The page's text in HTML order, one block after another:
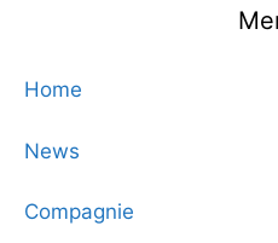
Home
News
Compagnie